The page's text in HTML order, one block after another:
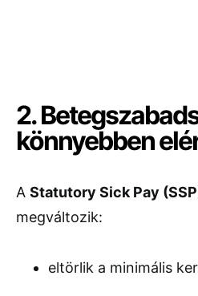
2.
könnyebben
A Statutory Sick Pay
megváltozik:
eltörlik a minimális